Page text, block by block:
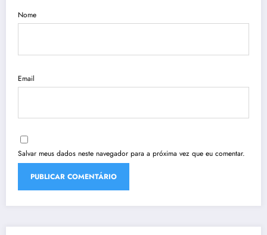
Nome
Email
Salvar meus dados neste navegador para a próxima vez que eu comentar.